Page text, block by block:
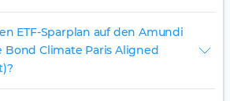
ETF-Sparplan auf den Amundi
Bond Climate Paris Aligned